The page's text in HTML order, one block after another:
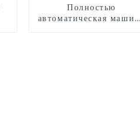
Полностью
автоматическая машина